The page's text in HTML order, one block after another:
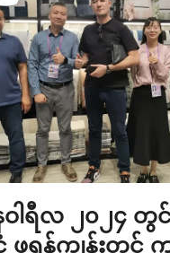
ဝါရီလ ၂၀၂၄ တွင်
ဖရန်ကျွန်းတွင် က